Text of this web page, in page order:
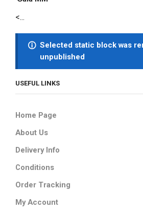
<...
Selected static block was
unpublished
USEFUL LINKS
Home Page
About Us
Delivery Info
Conditions
Order Tracking
My Account